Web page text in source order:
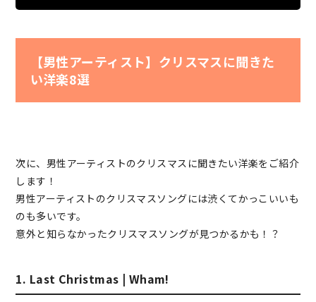
【男性アーティスト】クリスマスに聞きた
い洋楽8選
次に、男性アーティストのクリスマスに聞きたい洋楽をご紹介
します！
男性アーティストのクリスマスソングには渋くてかっこいいも
のも多いです。
意外と知らなかったクリスマスソングが見つかるかも！？
1. Last Christmas | Wham!